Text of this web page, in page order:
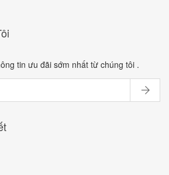
tin ưu đãi sớm nhất từ chúng tôi .